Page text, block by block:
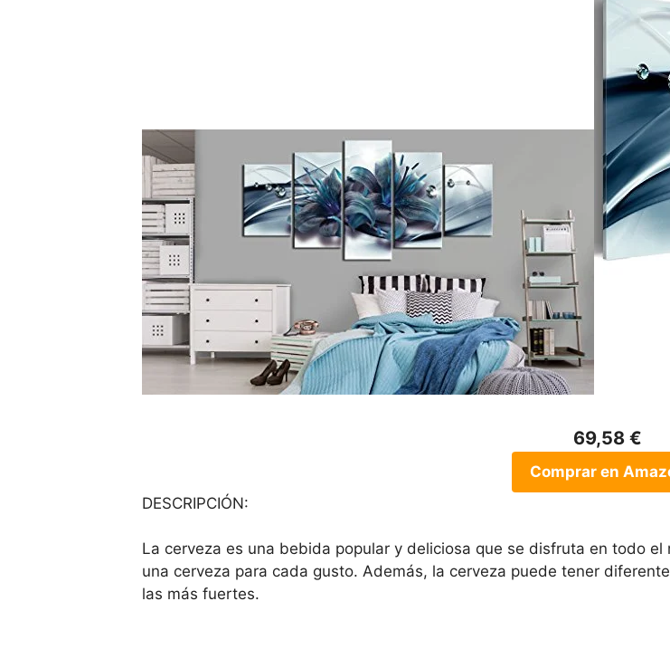
69,58 €
Comprar en
DESCRIPCIÓN:
La cerveza es una bebida popular y deliciosa que se disfruta en todo
una cerveza para cada gusto. Además, la cerveza puede tener
las más fuertes.